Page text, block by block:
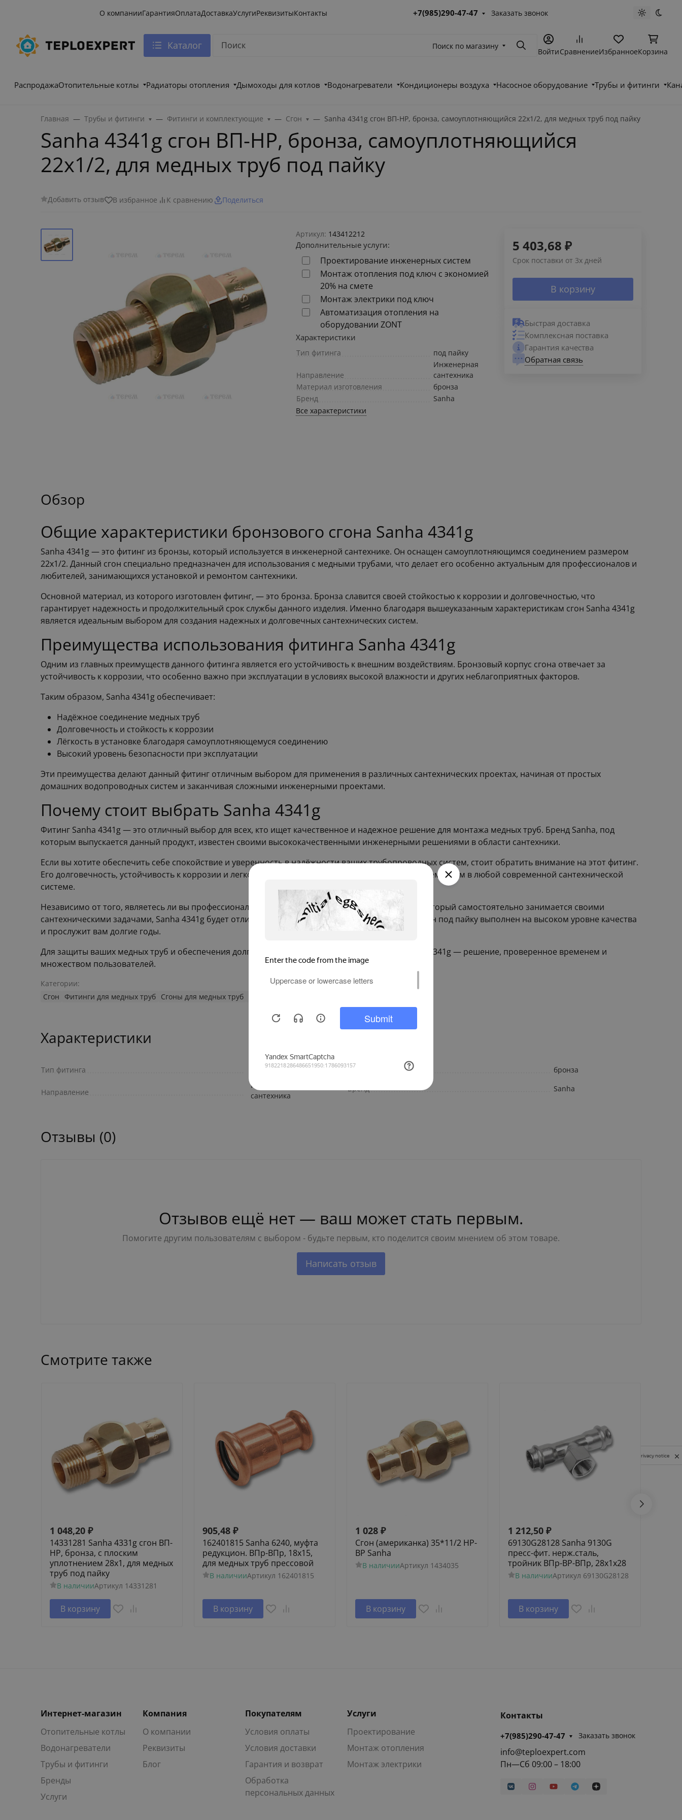
О компанииГарантияОплатаДоставкаУслугиРеквизитыКонтакты +7(985)290-47-47 Заказать звонок Светлая
Каталог Поиск по магазину ПоискВойтиСравнениеИзбранноеКорзина
РаспродажаОтопительные котлы Радиаторы отопления Дымоходы для котлов Водонагреватели Кондиционеры воздуха Насосное оборудование Трубы и фитинги
Главная Трубы и фитинги Фитинги и комплектующие Сгон Sanha 4341g сгон ВП-НР, бронза, самоуплотняющийся 22x1/2, для медных труб под пайку
Sanha 4341g сгон ВП-НР, бронза, самоуплотняющийся
22x1/2, для медных труб под пайку
Добавить отзыв В избранное К сравнению Поделиться
Артикул: 143412212
Дополнительные услуги:
Проектирование инженерных систем
Монтаж отопления под ключ с экономией
20% на смете
Монтаж электрики под ключ
Автоматизация отопления на
оборудовании ZONT
Характеристики
Тип фитинга под пайку
Направление
Инженерная
сантехника
Материал изготовления
бронза
Бренд
Sanha
Все характеристики
5 403,68 ₽
Срок поставки от 3х дней
В корзину
Быстрая доставка
Комплексная поставка
Гарантия качества
Обратная связь
Обзор
Общие характеристики бронзового сгона Sanha 4341g
Sanha 4341g — это фитинг из бронзы, который используется в инженерной сантехнике. Он оснащен самоуплотняющимся соединением размером
22x1/2. Данный сгон специально предназначен для использования с медными трубами, что делает его особенно актуальным для профессионалов и
любителей, занимающихся установкой и ремонтом сантехники.
Основной материал, из которого изготовлен фитинг, — это бронза. Бронза славится своей стойкостью к коррозии и долговечностью, что
гарантирует надежность и продолжительный срок службы данного изделия. Именно благодаря вышеуказанным характеристикам сгон Sanha 4341g
является идеальным выбором для создания надежных и долговечных сантехнических систем.
Преимущества использования фитинга Sanha 4341g
Одним из главных преимуществ данного фитинга является его устойчивость к внешним воздействиям. Бронзовый корпус сгона отвечает за
устойчивость к коррозии, что особенно важно при эксплуатации в условиях высокой влажности и других неблагоприятных факторов.
Таким образом, Sanha 4341g обеспечивает:
Надёжное соединение медных труб
Долговечность и стойкость к коррозии
Лёгкость в установке благодаря самоуплотняющемуся соединению
Высокий уровень безопасности при эксплуатации
Эти преимущества делают данный фитинг отличным выбором для применения в различных сантехнических проектах, начиная от простых
домашних водопроводных систем и заканчивая сложными инженерными проектами.
Почему стоит выбрать Sanha 4341g
Фитинг Sanha 4341g — это отличный выбор для всех, кто ищет качественное и надежное решение для монтажа медных труб. Бренд Sanha, под
которым выпускается данный продукт, известен своими высококачественными инженерными решениями в области сантехники.
Если вы хотите обеспечить себе спокойствие и уверенность в надёжности ваших трубопроводных систем, стоит обратить внимание на этот фитинг.
Его долговечность, устойчивость к коррозии и легкость в установке делают его незаменимым элементом в любой современной сантехнической
системе.
Независимо от того, являетесь ли вы профессиональным сантехником или просто человеком, который самостоятельно занимается своими
сантехническими задачами, Sanha 4341g будет отличным решением для вас. Этот бронзовый сгон под пайку выполнен на высоком уровне качества
и прослужит вам долгие годы.
Для защиты ваших медных труб и обеспечения долговечности их соединений выбирайте Sanha 4341g — решение, проверенное временем и
множеством пользователей.
Категории:
Сгон Фитинги для медных труб Сгоны для медных труб
Характеристики
Тип фитинга под пайку
Направление
Инженерная
сантехника
Материал изготовления
бронза
Бренд
Sanha
Отзывы (0)
Отзывов ещё нет — ваш может стать первым.
Помогите другим пользователям с выбором - будьте первым, кто поделится своим мнением об этом товаре.
Написать отзыв
Смотрите также
1 048,20 ₽
14331281 Sanha 4331g сгон ВП-
НР, бронза, с плоским
уплотнением 28x1, для медных
труб под пайку
В наличииАртикул 14331281
В корзину
905,48 ₽
162401815 Sanha 6240, муфта
редукцион. ВПр-ВПр, 18x15,
для медных труб прессовой
В наличииАртикул 162401815
В корзину
1 028 ₽
Сгон (американка) 35*11/2 НР-
ВР Sanha
В наличииАртикул 1434035
В корзину
1 212,50 ₽
69130G28128 Sanha 9130G
пресс-фит. нерж.сталь,
тройник ВПр-ВР-ВПр, 28x1x28
В наличииАртикул 69130G28128
В корзину
Интернет-магазин
Отопительные котлы
Водонагреватели
Трубы и фитинги
Бренды
Услуги
Компания
О компании
Реквизиты
Блог
Покупателям
Условия оплаты
Условия доставки
Гарантия и возврат
Обработка
персональных данных
Услуги
Проектирование
Монтаж отопления
Монтаж электрики
Контакты
+7(985)290-47-47 Заказать звонок
info@teploexpert.com
Пн—Сб 09:00 – 18:00
Privacy notice